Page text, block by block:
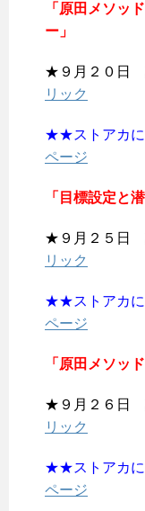
「原田メソッ
ー」
★９月２０
リック
★★ストアカに
ページ
「目標設定と
★９月２５
リック
★★ストアカに
ページ
「原田メソッ
★９月２６
リック
★★ストアカに
ページ